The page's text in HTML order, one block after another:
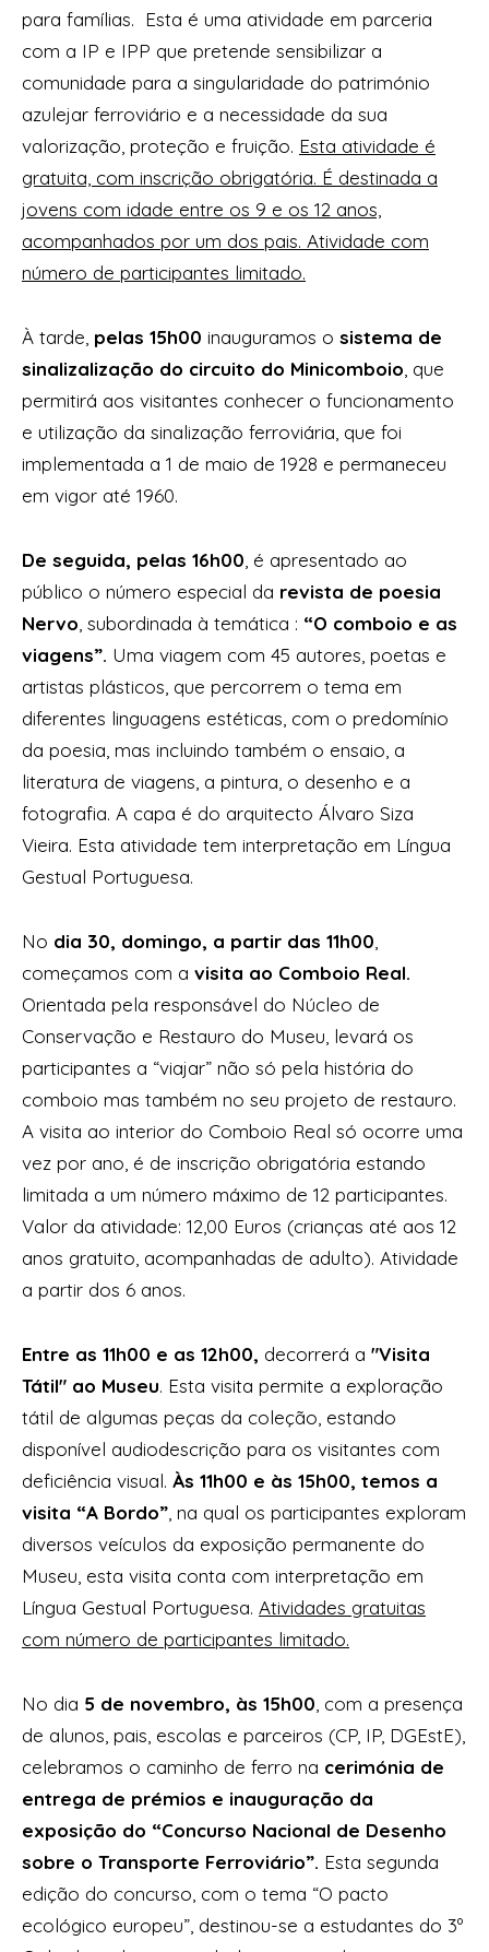
para famílias. Esta é uma atividade em parceria
com a IP e IPP que pretende sensibilizar a
comunidade para a singularidade do património
azulejar ferroviário e a necessidade da sua
valorização, proteção e fruição. Esta atividade é
gratuita, com inscrição obrigatória. É destinada a
jovens com idade entre os 9 e os 12 anos,
acompanhados por um dos pais. Atividade com
número de participantes limitado.
À tarde, pelas 15h00 inauguramos o sistema de
sinalizalização do circuito do Minicomboio , que
permitirá aos visitantes conhecer o funcionamento
e utilização da sinalização ferroviária, que foi
implementada a 1 de maio de 1928 e permaneceu
em vigor até 1960.
De seguida, pelas 16h00 , é apresentado ao
público o número especial da revista de poesia
Nervo , subordinada à temática : “O comboio e as
viagens”. Uma viagem com 45 autores, poetas e
artistas plásticos, que percorrem o tema em
diferentes linguagens estéticas, com o predomínio
da poesia, mas incluindo também o ensaio, a
literatura de viagens, a pintura, o desenho e a
fotografia. A capa é do arquitecto Álvaro Siza
Vieira. Esta atividade tem interpretação em Língua
Gestual Portuguesa.
No dia 30, domingo, a partir das 11h00
começamos com a visita ao Comboio Real.
Orientada pela responsável do Núcleo de
Conservação e Restauro do Museu, levará os
participantes a “viajar” não só pela história do
comboio mas também no seu projeto de restauro.
A visita ao interior do Comboio Real só ocorre uma
vez por ano, é de inscrição obrigatória estando
limitada a um número máximo de 12 participantes.
Valor da atividade: 12,00 Euros (crianças até aos 12
anos gratuito, acompanhadas de adulto). Atividade
a partir dos 6 anos.
Entre as 11h00 e as 12h00, decorrerá a "Visita
Tátil" ao Museu. Esta visita permite a exploração
tátil de algumas peças da coleção, estando
disponível audiodescrição para os visitantes com
deficiência visual. Às 11h00 e às 15h00, temos a
visita “A Bordo” , na qual os participantes exploram
diversos veículos da exposição permanente do
Museu, esta visita conta com interpretação em
Língua Gestual Portuguesa. Atividades gratuitas
com número de participantes limitado.
No dia 5 de novembro, às 15h00 , com a presença
de alunos, pais, escolas e parceiros (CP, IP, DGEstE),
celebramos o caminho de ferro na cerimónia de
entrega de prémios e inauguração da
exposição do “Concurso Nacional de Desenho
sobre o Transporte Ferroviário”. Esta segunda
edição do concurso, com o tema “O pacto
ecológico europeu”, destinou-se a estudantes do 3º